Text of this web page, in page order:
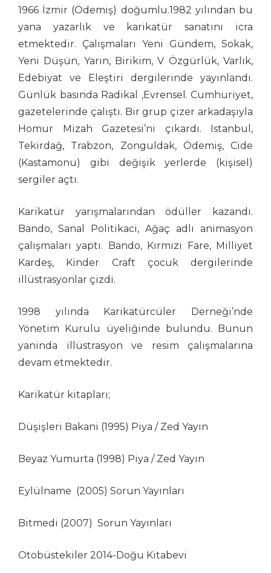
Anıl İnan
Asaf Koçak
Aşkın Ayrancıoğlu
Atay SÖZER
Atila Özer
Attila Peken
Ayhan Kiraz
Aziz Yavuzdoğan
Bedri Koraman
Behiç Ak
Bilal Akay
Birol Çün
Burak Ergin
Burhan Solukçu
Bülent Arabacıoğlu
Bülent Cevdet Karaköse
Bülent Dağaşan
Bülent Oktay
Cemalettin Güzeloğlu
Cem Koç
Cumhur Gazioğlu
Ekrem Borazan
Emin M. Çizmeci
1966 İzmir (Ödemiş) doğumlu.1982 yılından bu
yana yazarlık ve karikatür sanatını icra
etmektedir. Çalışmaları Yeni Gündem, Sokak,
Yeni Düşün, Yarın, Birikim, V Özgürlük, Varlık,
Edebiyat ve Eleştiri dergilerinde yayınlandı.
Günlük basında Radikal ,Evrensel. Cumhuriyet,
gazetelerinde çalıştı. Bir grup çizer arkadaşıyla
Homur Mizah Gazetesi’ni çıkardı. Istanbul,
Tekirdağ, Trabzon, Zonguldak, Ödemiş, Cide
(Kastamonu) gibi değişik yerlerde (kişisel)
sergiler açtı.
Karikatür yarışmalarından ödüller kazandı.
Bando, Sanal Politikaci, Ağaç adlı animasyon
çalışmaları yaptı. Bando, Kırmızı Fare, Milliyet
Kardeş, Kinder Craft çocuk dergilerinde
illüstrasyonlar çizdi.
1998 yılında Karikatürcüler Derneği’nde
Yönetim Kurulu üyeliğinde bulundu. Bunun
yaninda illüstrasyon ve resim çalışmalarına
devam etmektedir.
Karikatür kitapları;
Düşişleri Bakani (1995) Piya / Zed Yayın
Beyaz Yumurta (1998) Piya / Zed Yayın
Eylülname (2005) Sorun Yayınları
Bitmedi (2007) Sorun Yayınları
Otobüstekiler 2014-Doğu Kitabevi